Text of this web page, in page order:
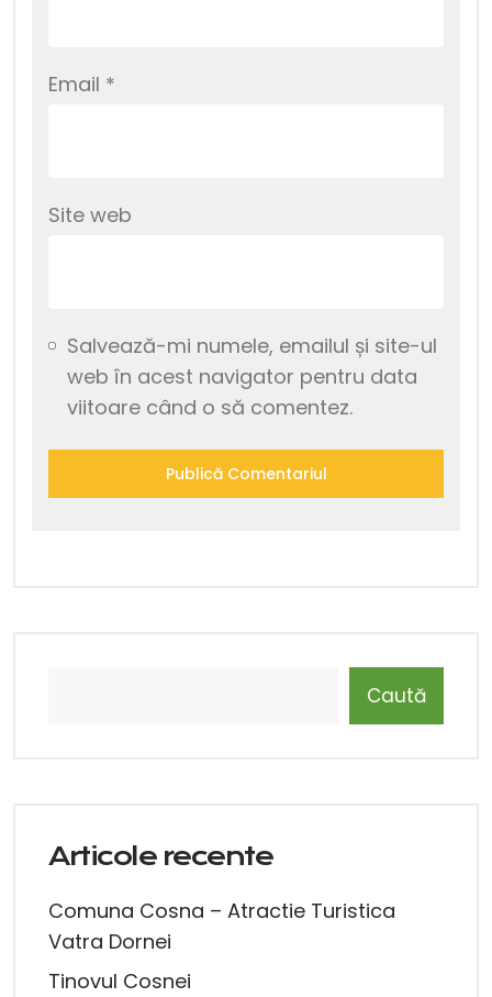
Email *
Site web
Salvează-mi numele, emailul și site-ul
web în acest navigator pentru data
viitoare când o să comentez.
Caută
Articole recente
Comuna Cosna – Atractie Turistica
Vatra Dornei
Tinovul Cosnei